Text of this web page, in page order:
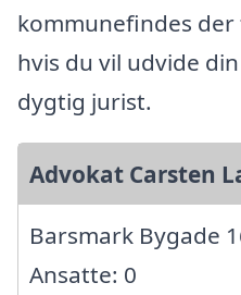
kommunefindes
hvis du vil udvide
dygtig jurist.
Advokat Carsten
Barsmark Bygade
Ansatte: 0